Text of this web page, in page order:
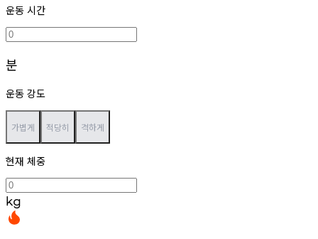
운동 시간
분
운동 강도
가볍게 적당히 격하게
현재 체중
kg